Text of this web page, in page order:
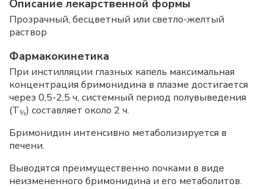
Описание лекарственной формы
Прозрачный, бесцветный или светло-желтый
раствор
Фармакокинетика
При инстилляции глазных капель максимальная
концентрация бримонидина в плазме достигается
через 0,5-2,5 ч, системный период полувыведения
(T½) составляет около 2 ч.
Бримонидин интенсивно метаболизируется в
печени.
Выводятся преимущественно почками в виде
неизмененного бримонидина и его метаболитов.